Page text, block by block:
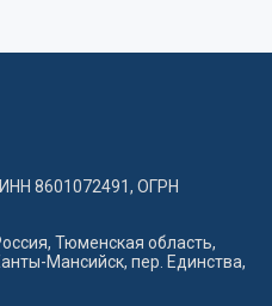
8601072491, ОГРН
Тюменская область,
Мансийск, пер. Единства,